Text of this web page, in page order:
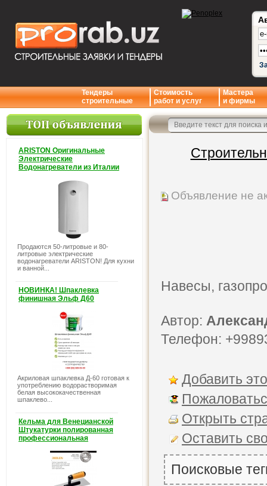
Тендеры
строительные
Стоимость
работ и услуг
Мастера
и фирмы
ARISTON Оригинальные
Электрические
Водонагреватели из Италии
Продаются 50-литровые и 80-
литровые электрические
водонагреватели ARISTON! Для кухни
и ванной...
НОВИНКА! Шпаклевка
финишная Эльф Д60
Акриловая шпаклевка Д-60 готовая к
употреблению водорастворимая
белая высококачественная
шпаклево...
Кельма для Венецианской
Штукатурки полированная
профессиональная
Объявление не
Навесы,
Автор:
Телефон:
Добавить
Открыть
Оставить
Поисковые